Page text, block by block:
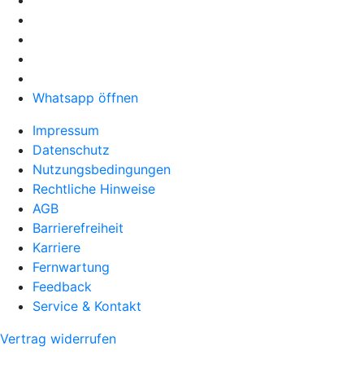
Whatsapp öffnen
Impressum
Datenschutz
Nutzungsbedingungen
Rechtliche Hinweise
AGB
Barrierefreiheit
Karriere
Fernwartung
Feedback
Service & Kontakt
Vertrag widerrufen